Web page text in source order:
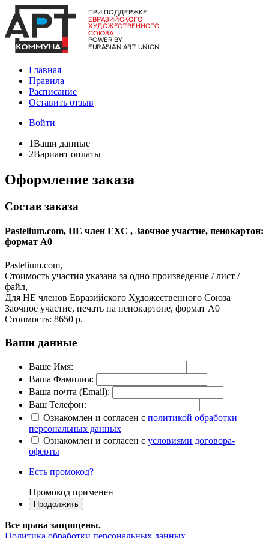
Главная
Правила
Расписание
Оставить отзыв
Войти
1Ваши данные
2Вариант оплаты
Оформление заказа
Состав заказа
Pastelium.com, НЕ член ЕХС , Заочное участие, пенокартон:
формат А0
Pastelium.com,
Стоимость участия указана за одно произведение / лист /
файл,
Для НЕ членов Евразийского Художественного Союза
Заочное участие, печать на пенокартоне, формат А0
Стоимость: 8650 р.
Ваши данные
Ваше Имя:
Ваша Фамилия:
Ваша почта (Email):
Ваш Телефон:
Ознакомлен и согласен с политикой обработки
персональных данных
Ознакомлен и согласен с условиями договора-
оферты
Есть промокод?
Промокод применен
Все права защищены.
Политика обработки персональных данных